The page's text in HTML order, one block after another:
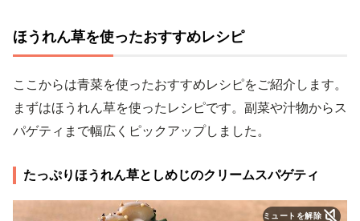
ほうれん草を使ったおすすめレシピ
ここからは青菜を使ったおすすめレシピをご紹介します。
まずはほうれん草を使ったレシピです。副菜や汁物からス
パゲティまで幅広くピックアップしました。
たっぷりほうれん草としめじのクリームスパゲティ
ミュートを解除